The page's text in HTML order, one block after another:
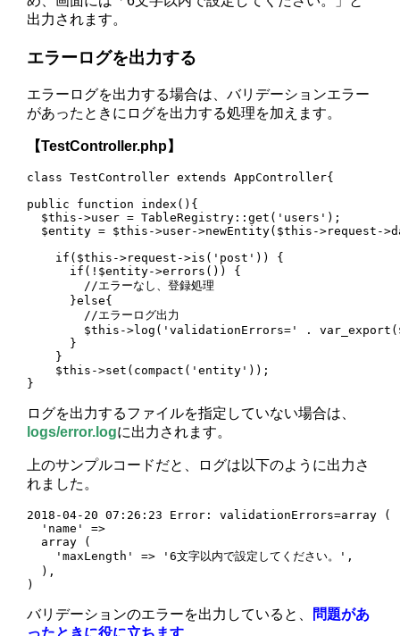
出力されます。
エラーログを出力する
エラーログを出力する場合は、バリデーションエラー
があったときにログを出力する処理を加えます。
【TestController.php】
class TestController extends AppController{
public function index(){
  $this->user = TableRegistry::get('users');
$entity = $this->user->newEntity($this->request-
    if($this->request->is('post')) {
      if(!$entity->errors()) {
        //エラーなし、登録処理
      }else{
        //エラーログ出力
$this->log('validationErrors=' .
      }
    }
    $this->set(compact('entity'));
}
ログを出力するファイルを指定していない場合は、
logs/error.logに出力されます。
上のサンプルコードだと、ログは以下のように出力さ
れました。
2018-04-20 07:26:23 Error: validationErrors=array (
  'name' =>
  array (
    'maxLength' => '6文字以内で設定してください。',
  ),
)
バリデーションのエラーを出力していると、 問題があ